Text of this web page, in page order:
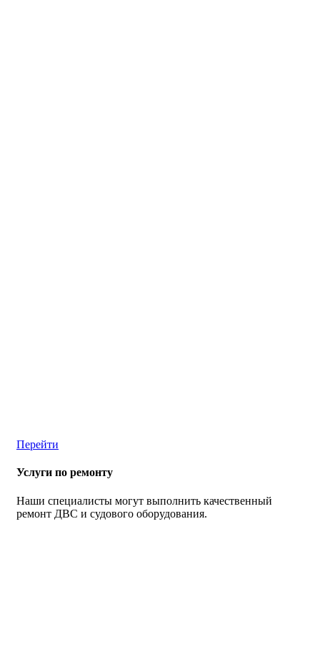
Перейти
Услуги по ремонту
Наши специалисты могут выполнить качественный
ремонт ДВС и судового оборудования.